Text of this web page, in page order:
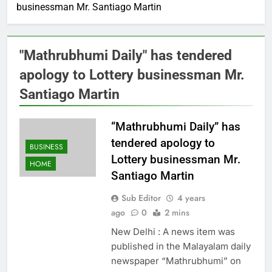
businessman Mr. Santiago Martin
"Mathrubhumi Daily" has tendered
apology to Lottery businessman Mr.
Santiago Martin
BUSINESS
HOME
“Mathrubhumi Daily” has
tendered apology to
Lottery businessman Mr.
Santiago Martin
Sub Editor
4 years
ago
0 2 mins
New Delhi : A news item was
published in the Malayalam daily
newspaper “Mathrubhumi” on